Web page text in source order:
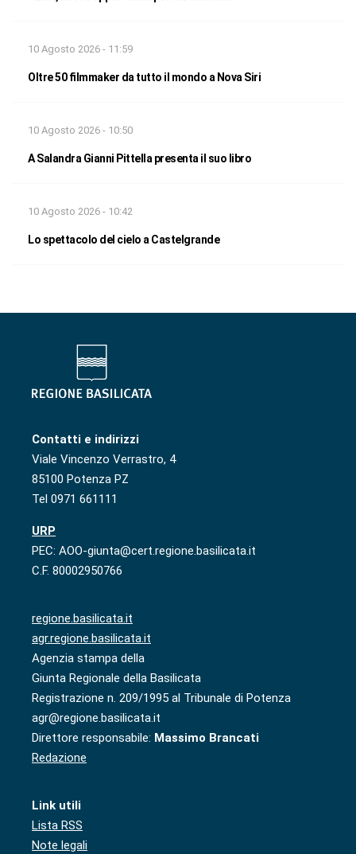
10 Agosto 2026 - 11:59
Oltre 50 filmmaker da tutto il mondo a Nova Siri
10 Agosto 2026 - 10:50
A Salandra Gianni Pittella presenta il suo libro
10 Agosto 2026 - 10:42
Lo spettacolo del cielo a Castelgrande
Contatti e indirizzi
Viale Vincenzo Verrastro, 4
85100 Potenza PZ
Tel 0971 661111
URP
PEC: AOO-giunta@cert.regione.basilicata.it
C.F. 80002950766
regione.basilicata.it
agr.regione.basilicata.it
Agenzia stampa della
Giunta Regionale della Basilicata
Registrazione n. 209/1995 al Tribunale di Potenza
agr@regione.basilicata.it
Direttore responsabile: Massimo Brancati
Redazione
Link utili
Lista RSS
Note legali